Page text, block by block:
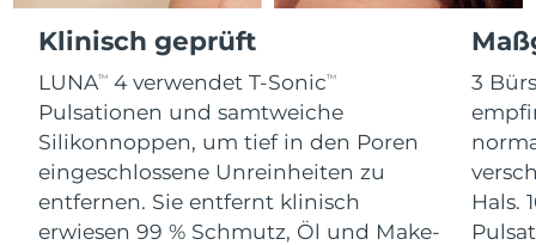
Klinisch geprüft
LUNATM 4 verwendet T-SonicTM
Pulsationen und samtweiche
Silikonnoppen, um tief in den Poren
eingeschlossene Unreinheiten zu
entfernen. Sie entfernt klinisch
erwiesen 99 % Schmutz, Öl und Make-
3
Hals.
For healthy hair
Kosmetik
Kaufe alles
Isle of Man 8/11/26
Israel Erwartete Lieferung 8/13/26
Italien Erwartete Lieferung
Japan Erwartete Lieferung